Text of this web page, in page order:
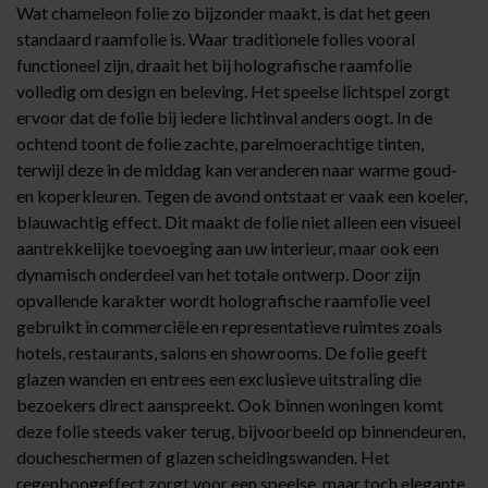
Wat chameleon folie zo bijzonder maakt, is dat het geen
standaard raamfolie is. Waar traditionele folies vooral
functioneel zijn, draait het bij holografische raamfolie
volledig om design en beleving. Het speelse lichtspel zorgt
ervoor dat de folie bij iedere lichtinval anders oogt. In de
ochtend toont de folie zachte, parelmoerachtige tinten,
terwijl deze in de middag kan veranderen naar warme goud-
en koperkleuren. Tegen de avond ontstaat er vaak een koeler,
blauwachtig effect. Dit maakt de folie niet alleen een visueel
aantrekkelijke toevoeging aan uw interieur, maar ook een
dynamisch onderdeel van het totale ontwerp. Door zijn
opvallende karakter wordt holografische raamfolie veel
gebruikt in commerciële en representatieve ruimtes zoals
hotels, restaurants, salons en showrooms. De folie geeft
glazen wanden en entrees een exclusieve uitstraling die
bezoekers direct aanspreekt. Ook binnen woningen komt
deze folie steeds vaker terug, bijvoorbeeld op binnendeuren,
doucheschermen of glazen scheidingswanden. Het
regenboogeffect zorgt voor een speelse, maar toch elegante